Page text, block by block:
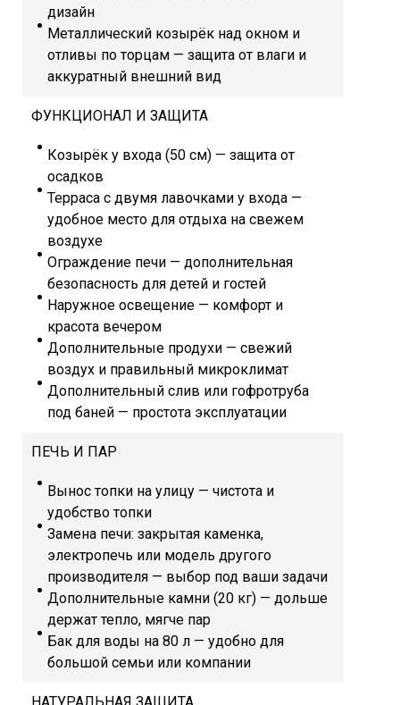
дизайн
Металлический козырёк над окном и
отливы по торцам — защита от влаги и
аккуратный внешний вид
ФУНКЦИОНАЛ И ЗАЩИТА
Козырёк у входа (50 см) — защита от
осадков
Терраса с двумя лавочками у входа —
удобное место для отдыха на свежем
воздухе
Ограждение печи — дополнительная
безопасность для детей и гостей
Наружное освещение — комфорт и
красота вечером
Дополнительные продухи — свежий
воздух и правильный микроклимат
Дополнительный слив или гофротруба
под баней — простота эксплуатации
ПЕЧЬ И ПАР
Вынос топки на улицу — чистота и
удобство топки
Замена печи: закрытая каменка,
электропечь или модель другого
производителя — выбор под ваши задачи
Дополнительные камни (20 кг) — дольше
держат тепло, мягче пар
Бак для воды на 80 л — удобно для
большой семьи или компании